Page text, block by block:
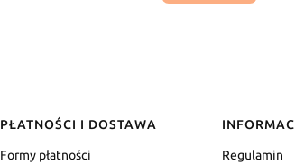
PŁATNOŚCI I DOSTAWA
Formy płatności
Regulamin